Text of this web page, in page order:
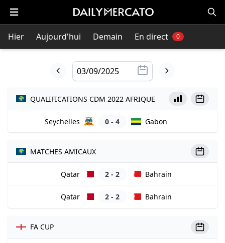
Hier Aujourd'hui Demain En direct 0
QUALIFICATIONS CDM 2022 AFRIQUE
Seychelles 0 - 4 Gabon
MATCHES AMICAUX
Qatar 2 - 2 Bahrain
Qatar 2 - 2 Bahrain
FA CUP